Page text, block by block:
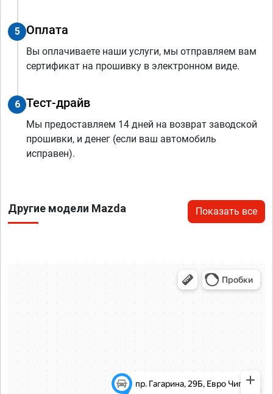
5 Оплата
Вы оплачиваете наши услуги, мы отправляем вам
сертификат на прошивку в электронном виде.
6 Тест-драйв
Мы предоставляем 14 дней на возврат заводской
прошивки, и денег (если ваш автомобиль
исправен).
Другие модели Mazda Показать все